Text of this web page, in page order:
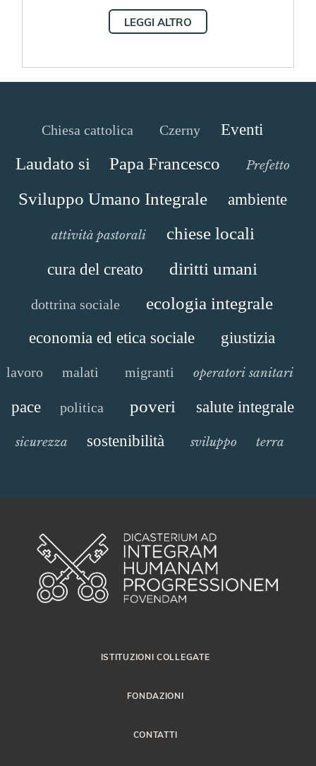
LEGGI ALTRO
Chiesa cattolica Czerny Eventi
Laudato si Papa Francesco Prefetto
Sviluppo Umano Integrale ambiente
attività pastorali chiese locali
cura del creato diritti umani
dottrina sociale ecologia integrale
economia ed etica sociale giustizia
lavoro malati migranti operatori sanitari
pace politica poveri salute integrale
sicurezza sostenibilità sviluppo terra
ISTITUZIONI COLLEGATE
FONDAZIONI
CONTATTI